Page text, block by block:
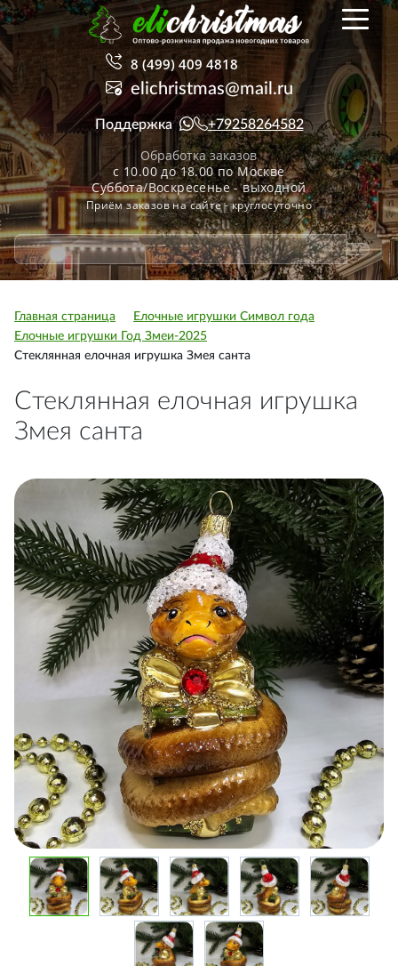
8 (499) 409 4818
elichristmas@mail.ru
Поддержка +79258264582
Обработка заказов
с 10.00 до 18.00 по Москве
Суббота/Воскресенье - выходной
Приём заказов на сайте - круглосуточно
Главная страница
Елочные игрушки Символ года
Елочные игрушки Год Змеи-2025
Стеклянная елочная игрушка Змея санта
Стеклянная елочная игрушка
Змея санта